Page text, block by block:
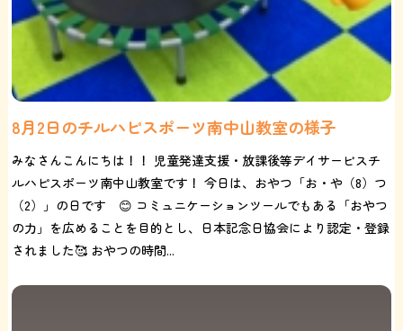
8月2日のチルハピスポーツ南中山教室の様子
みなさんこんにちは！！ 児童発達支援・放課後等デイサービスチ
ルハピスポーツ南中山教室です！ 今日は、おやつ「お・や（8）つ
（2）」の日です 😊 コミュニケーションツールでもある「おやつ
の力」を広めることを目的とし、日本記念日協会により認定・登録
されました🥰 おやつの時間...